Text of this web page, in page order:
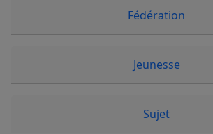
Fédération
Jeunesse
Sujet